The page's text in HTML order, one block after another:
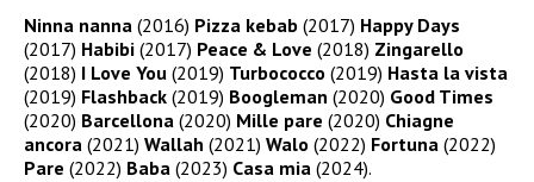
Ninna nanna (2016) Pizza kebab (2017) Happy Days
(2017) Habibi (2017) Peace & Love (2018) Zingarello
(2018) I Love You (2019) Turbococco (2019) Hasta la vista
(2019) Flashback (2019) Boogleman (2020) Good Times
(2020) Barcellona (2020) Mille pare (2020) Chiagne
ancora (2021) Wallah (2021) Walo (2022) Fortuna (2022)
Pare (2022) Baba (2023) Casa mia (2024).